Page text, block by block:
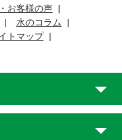
お客様の声
水のコラム
トマップ